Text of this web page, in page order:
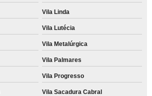
Vila Linda
Vila Lutécia
Vila Metalúrgica
Vila Palmares
Vila Progresso
Vila Sacadura Cabral